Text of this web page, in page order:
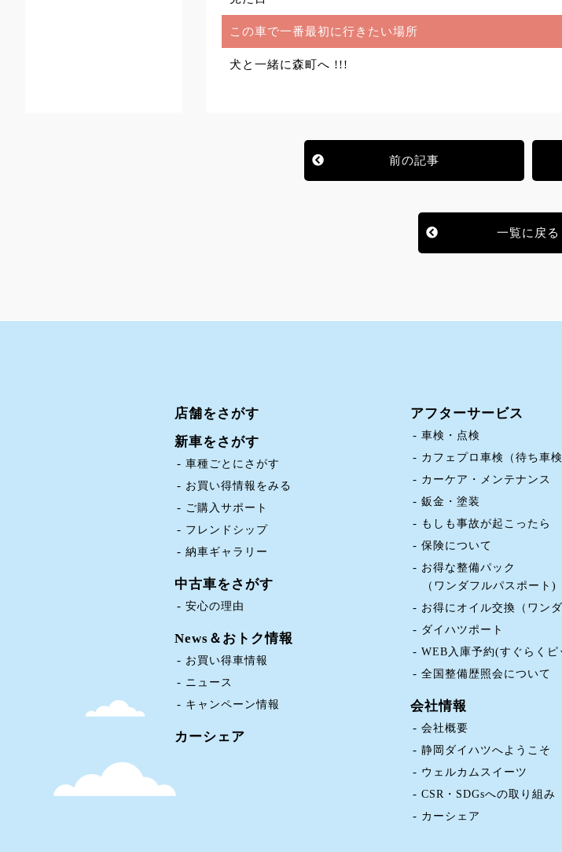
この車で一番最初に行きたい場所
犬と一緒に森町へ !!!
前の記事
一覧に戻る
店舗をさがす
新車をさがす
車種ごとにさがす
お買い得情報をみる
ご購入サポート
フレンドシップ
納車ギャラリー
中古車をさがす
安心の理由
News＆おトク情報
お買い得車情報
ニュース
キャンペーン情報
カーシェア
アフターサービス
車検・点検
カフェプロ車検（待ち車検
カーケア・メンテナンス
鈑金・塗装
もしも事故が起こったら
保険について
お得な整備パック
（ワンダフルパスポート)
お得にオイル交換（ワン
ダイハツポート
WEB入庫予約(すぐらくピ
全国整備歴照会について
会社情報
会社概要
静岡ダイハツへようこそ
ウェルカムスイーツ
CSR・SDGsへの取り組み
カーシェア